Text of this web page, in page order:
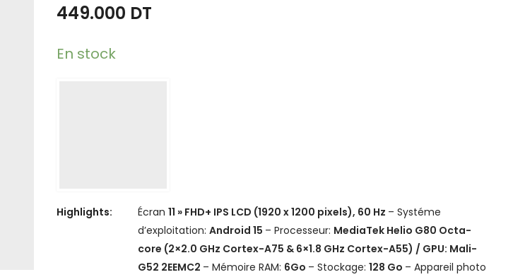
449.000 DT
En stock
Highlights: Écran 11 » FHD+ IPS LCD (1920 x 1200 pixels), 60 Hz – Systéme
d’exploitation: Android 15 – Processeur: MediaTek Helio G80 Octa-
core (2×2.0 GHz Cortex-A75 & 6×1.8 GHz Cortex-A55) / GPU: Mali-
G52 2EEMC2 – Mémoire RAM: 6Go – Stockage: 128 Go – Appareil photo